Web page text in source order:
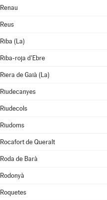
Renau
Reus
Riba (La)
Riba-roja d'Ebre
Riera de Gaià (La)
Riudecanyes
Riudecols
Riudoms
Rocafort de Queralt
Roda de Barà
Rodonyà
Roquetes